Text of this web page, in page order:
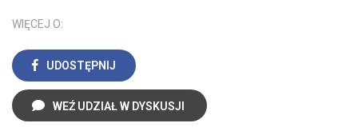
WIĘCEJ O:
UDOSTĘPNIJ
WEŹ UDZIAŁ W DYSKUSJI